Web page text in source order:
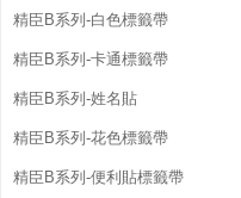
精臣B系列-白色標籤帶
精臣B系列-卡通標籤帶
精臣B系列-姓名貼
精臣B系列-花色標籤帶
精臣B系列-便利貼標籤帶